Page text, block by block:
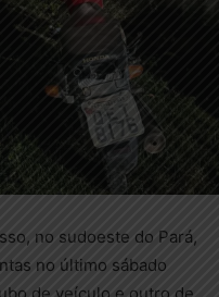
no sudoeste do Pará,
no último sábado